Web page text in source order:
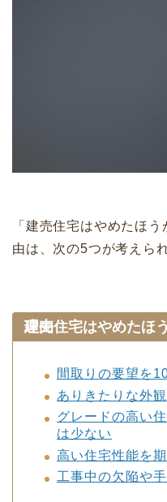
「建売住宅はやめたほ
由は、次の5つが考えら
建売住宅はやめたほうがいいと言われる5つの理由
間取りの要望を
ありきたりな外
グレードの高い
は少ない
高い住宅性能を
工事中の欠陥や